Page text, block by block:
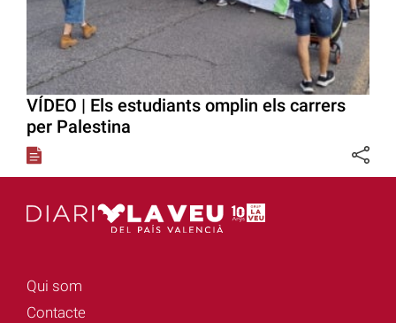
VÍDEO | Els estudiants omplin els carrers
per Palestina
Qui som
Contacte